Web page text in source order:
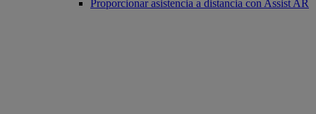
Proporcionar asistencia a distancia con Assist AR